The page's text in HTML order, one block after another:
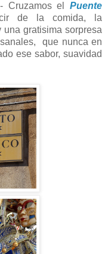
Cruzamos el Puente
de la comida, la
gratisima sorpresa
que nunca en
ese sabor, suavidad